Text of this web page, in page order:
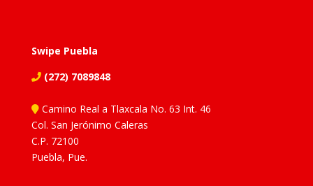
Swipe Puebla
(272) 7089848
Camino Real a Tlaxcala No. 63 Int. 46
Col. San Jerónimo Caleras
C.P. 72100
Puebla, Pue.